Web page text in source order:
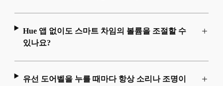
Hue 앱 없이도 스마트 차임의 볼륨을 조절할 수
있나요?
유선 도어벨을 누를 때마다 항상 소리나 조명이